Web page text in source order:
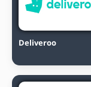
Deliveroo